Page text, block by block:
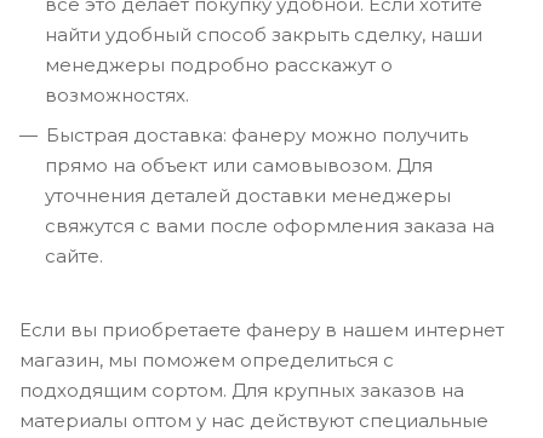
всё это делает покупку удобной. Если хотите
найти удобный способ закрыть сделку, наши
менеджеры подробно расскажут о
возможностях.
Быстрая доставка: фанеру можно получить
прямо на объект или самовывозом. Для
уточнения деталей доставки менеджеры
свяжутся с вами после оформления заказа на
сайте.
Если вы приобретаете фанеру в нашем интернет
магазин, мы поможем определиться с
подходящим сортом. Для крупных заказов на
материалы оптом у нас действуют специальные